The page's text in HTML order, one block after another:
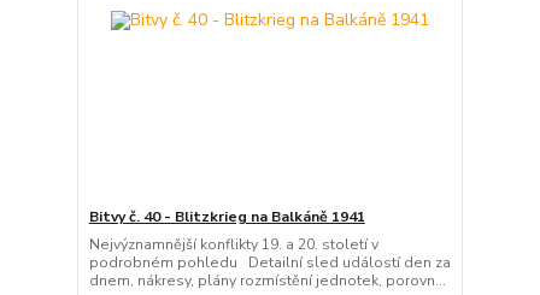
Bitvy č. 40 - Blitzkrieg na Balkáně 1941
Nejvýznamnější konflikty 19. a 20. století v
podrobném pohledu Detailní sled událostí den za
dnem, nákresy, plány rozmístění jednotek, porovn...